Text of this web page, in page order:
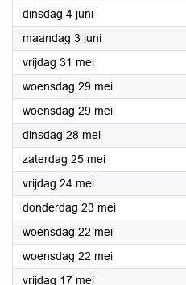
dinsdag 4 juni2024
maandag 3 juni2024
vrijdag 31 mei2024
woensdag 29 mei2024
woensdag 29 mei2024
dinsdag 28 mei2024
zaterdag 25 mei2024
vrijdag 24 mei2024
donderdag 23 mei2024
woensdag 22 mei2024
woensdag 22 mei2024
vrijdag 17 mei2024